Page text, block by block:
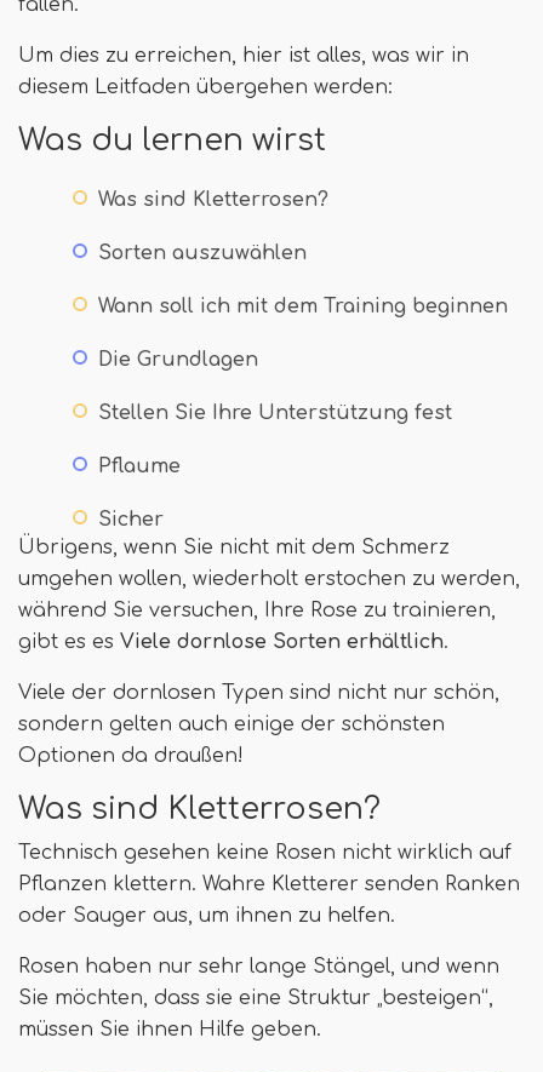
fallen.
Um dies zu erreichen, hier ist alles, was wir in
diesem Leitfaden übergehen werden:
Was du lernen wirst
Was sind Kletterrosen?
Sorten auszuwählen
Wann soll ich mit dem Training beginnen
Die Grundlagen
Stellen Sie Ihre Unterstützung fest
Pflaume
Sicher
Übrigens, wenn Sie nicht mit dem Schmerz
umgehen wollen, wiederholt erstochen zu werden,
während Sie versuchen, Ihre Rose zu trainieren,
gibt es es Viele dornlose Sorten erhältlich.
Viele der dornlosen Typen sind nicht nur schön,
sondern gelten auch einige der schönsten
Optionen da draußen!
Was sind Kletterrosen?
Technisch gesehen keine Rosen nicht wirklich auf
Pflanzen klettern. Wahre Kletterer senden Ranken
oder Sauger aus, um ihnen zu helfen.
Rosen haben nur sehr lange Stängel, und wenn
Sie möchten, dass sie eine Struktur „besteigen“,
müssen Sie ihnen Hilfe geben.